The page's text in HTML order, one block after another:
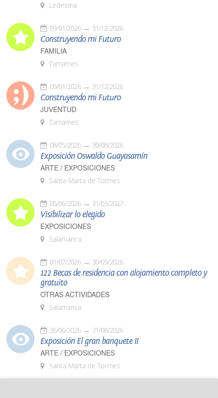
Ledesma
09/01/2026 31/12/2026
Construyendo mi Futuro
FAMILIA
Tamames
09/01/2026 31/12/2026
Construyendo mi Futuro
JUVENTUD
Tamames
08/05/2026 30/08/2026
Exposición Oswaldo Guayasamín
ARTE / EXPOSICIONES
Santa Marta de Tormes
05/06/2026 31/03/2027
Visibilizar lo elegido
EXPOSICIONES
Salamanca
01/07/2026 30/09/2026
122 Becas de residencia con alojamiento completo y
gratuito
OTRAS ACTIVIDADES
Salamanca
26/06/2026 31/08/2026
Exposición El gran banquete II
ARTE / EXPOSICIONES
Santa Marta de Tormes